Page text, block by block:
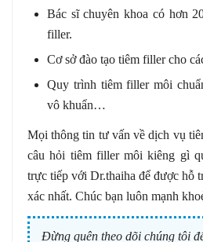
Bác sĩ chuyên khoa có hơn
filler.
Cơ sở đào tạo tiêm filler cho
Quy trình tiêm filler môi
vô khuẩn…
Mọi thông tin tư vấn về dịch vụ
câu hỏi tiêm filler môi kiêng gì
trực tiếp với Dr.thaiha để được hỗ
xác nhất. Chúc bạn luôn mạnh
Đừng quên theo dõi chúng tôi